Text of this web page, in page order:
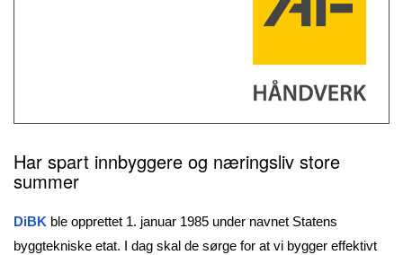
Har spart innbyggere og næringsliv store
summer
DiBK ble opprettet 1. januar 1985 under navnet Statens
byggtekniske etat. I dag skal de sørge for at vi bygger effektivt